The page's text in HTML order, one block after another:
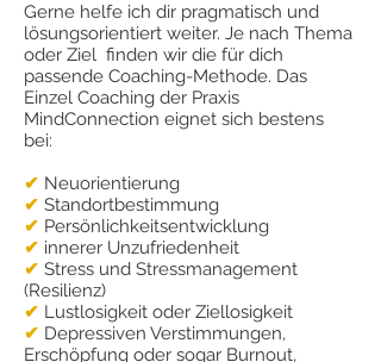
Gerne helfe ich dir pragmatisch und
lösungsorientiert weiter. Je nach Thema
oder Ziel finden wir die für dich
passende Coaching-Methode. Das
Einzel Coaching der Praxis
MindConnection eignet sich bestens
bei:
✔ Neuorientierung
✔ Standortbestimmung
✔ Persönlichkeitsentwicklung
✔ innerer Unzufriedenheit
✔ Stress und Stressmanagement
(Resilienz)
✔ Lustlosigkeit oder Ziellosigkeit
✔ Depressiven Verstimmungen,
Erschöpfung oder sogar Burnout,